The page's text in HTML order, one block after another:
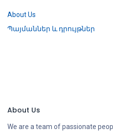
About Us
Պայմաններ և դրույթներ
About Us
We are a team of passionate